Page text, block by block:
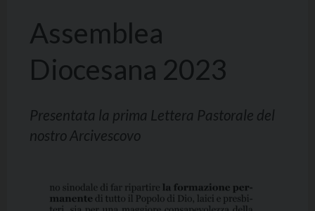
Assemblea
Diocesana 2023
Presentata la prima Lettera Pastorale del
nostro Arcivescovo